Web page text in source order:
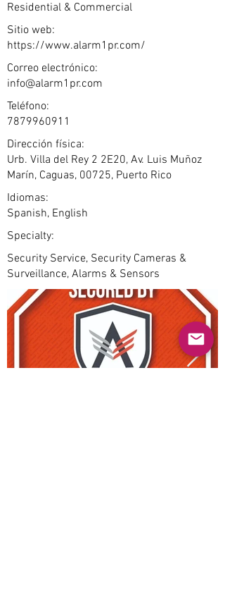
Residential & Commercial
Sitio web:
https://www.alarm1pr.com/
Correo electrónico:
info@alarm1pr.com
Teléfono:
7879960911
Dirección física:
Urb. Villa del Rey 2 2E20, Av. Luis Muñoz
Marín, Caguas, 00725, Puerto Rico
Idiomas:
Spanish, English
Specialty:
Security Service, Security Cameras &
Surveillance, Alarms & Sensors